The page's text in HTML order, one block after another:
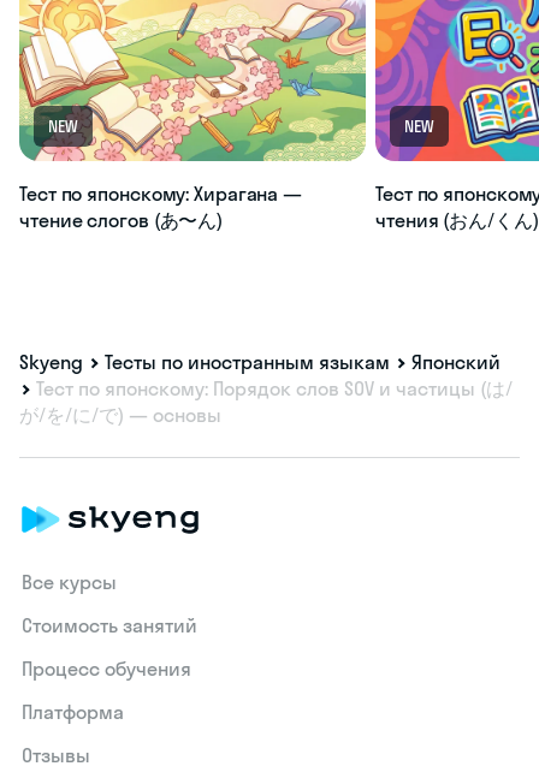
NEW
Тест по японскому: Хирагана —
чтение слогов (あ〜ん)
NEW
Тест по
чтения (おん/く
Skyeng Тесты по иностранным языкам
Японский
Тест по японскому: Порядок слов SOV и частицы (は/
が/を/に/で) — основы
Все курсы
Стоимость занятий
Процесс обучения
Платформа
Отзывы